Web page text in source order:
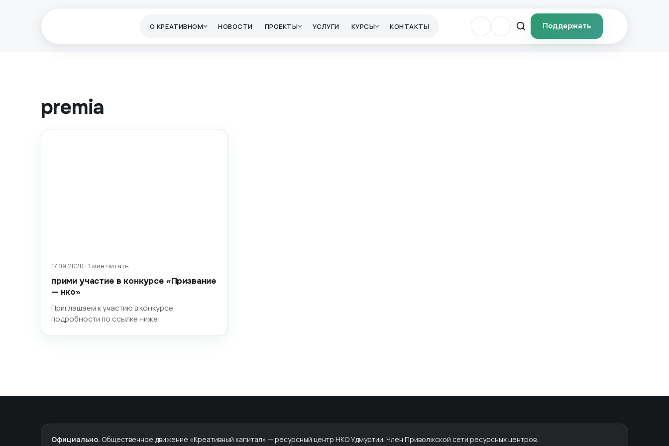
О КРЕАТИВНОМ НОВОСТИ ПРОЕКТЫ УСЛУГИ КУРСЫ КОНТАКТЫ Поддержать
premia
17.09.2020 · 1 мин читать
прими участие в конкурсе «Призвание
— нко»
Приглашаем к участию в конкурсе,
подробности по ссылке ниже
Официально. Общественное движение «Креативный капитал» — ресурсный центр НКО Удмуртии. Член Приволжской сети ресурсных центров.